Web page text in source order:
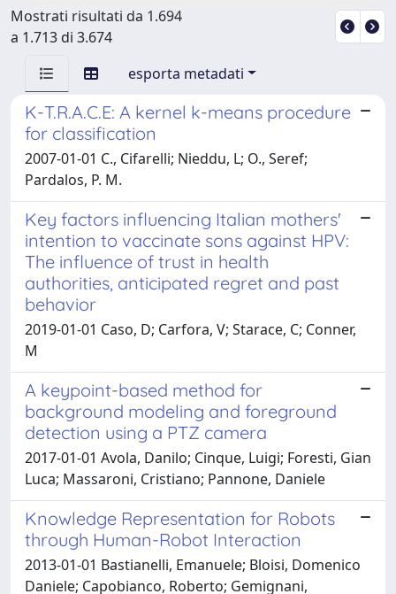
Mostrati risultati da 1.694
a 1.713 di 3.674
esporta metadati
K-T.R.A.C.E: A kernel k-means procedure
for classification
2007-01-01 C., Cifarelli; Nieddu, L; O., Seref;
Pardalos, P. M.
Key factors influencing Italian mothers'
intention to vaccinate sons against HPV:
The influence of trust in health
authorities, anticipated regret and past
behavior
2019-01-01 Caso, D; Carfora, V; Starace, C; Conner,
M
A keypoint-based method for
background modeling and foreground
detection using a PTZ camera
2017-01-01 Avola, Danilo; Cinque, Luigi; Foresti, Gian
Luca; Massaroni, Cristiano; Pannone, Daniele
Knowledge Representation for Robots
through Human-Robot Interaction
2013-01-01 Bastianelli, Emanuele; Bloisi, Domenico
Daniele; Capobianco, Roberto; Gemignani,